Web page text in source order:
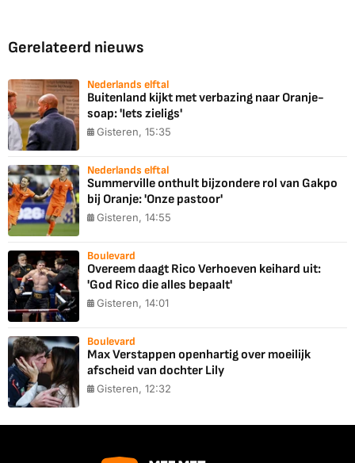
Gerelateerd nieuws
Nederlands elftal
Buitenland kijkt met verbazing naar Oranje-
soap: 'Iets zieligs'
Gisteren, 15:35
Nederlands elftal
Summerville onthult bijzondere rol van Gakpo
bij Oranje: 'Onze pastoor'
Gisteren, 14:55
Boulevard
Overeem daagt Rico Verhoeven keihard uit:
'God Rico die alles bepaalt'
Gisteren, 14:01
Boulevard
Max Verstappen openhartig over moeilijk
afscheid van dochter Lily
Gisteren, 12:32